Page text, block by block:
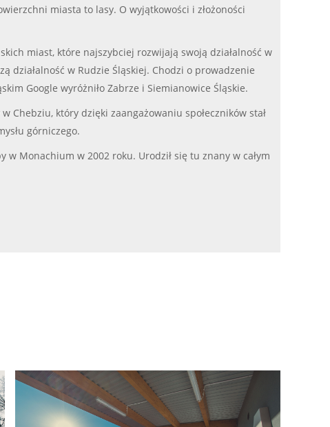
miasta to lasy. O wyjątkowości i złożoności
miast, które najszybciej rozwijają swoją działalność w
działalność w Rudzie Śląskiej. Chodzi o prowadzenie
Google wyróżniło Zabrze i Siemianowice Śląskie.
Chebziu, który dzięki zaangażowaniu społeczników stał
górniczego.
Monachium w 2002 roku. Urodził się tu znany w całym